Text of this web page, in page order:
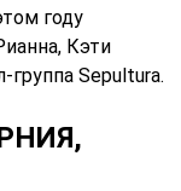
году
Кэти
группа Sepultura.